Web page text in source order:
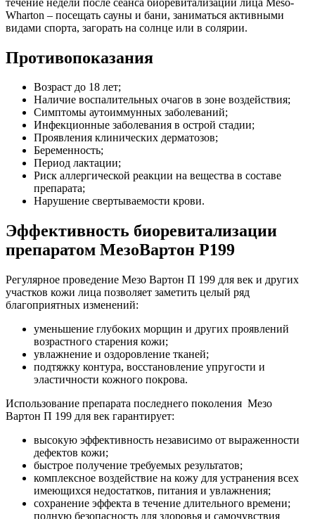
Wharton – посещать сауны и бани, заниматься активными
видами спорта, загорать на солнце или в солярии.
Противопоказания
Возраст до 18 лет;
Наличие воспалительных очагов в зоне воздействия;
Симптомы аутоиммунных заболеваний;
Инфекционные заболевания в острой стадии;
Проявления клинических дерматозов;
Беременность;
Период лактации;
Риск аллергической реакции на вещества в составе
препарата;
Нарушение свертываемости крови.
Эффективность биоревитализации
препаратом МезоВартон P199
Регулярное проведение Мезо Вартон П 199 для век и других
участков кожи лица позволяет заметить целый ряд
благоприятных изменений:
уменьшение глубоких морщин и других проявлений
возрастного старения кожи;
увлажнение и оздоровление тканей;
подтяжку контура, восстановление упругости и
эластичности кожного покрова.
Использование препарата последнего поколения Мезо
Вартон П 199 для век гарантирует:
высокую эффективность независимо от выраженности
дефектов кожи;
быстрое получение требуемых результатов;
комплексное воздействие на кожу для устранения всех
имеющихся недостатков, питания и увлажнения;
сохранение эффекта в течение длительного времени;
полную безопасность для здоровья и самочувствия